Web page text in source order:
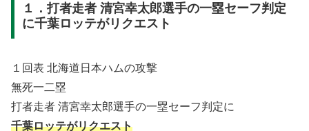
１．打者走者 清宮幸太郎選手の一塁セーフ判定
に千葉ロッテがリクエスト
１回表 北海道日本ハムの攻撃
無死一二塁
打者走者 清宮幸太郎選手の一塁セーフ判定に
千葉ロッテがリクエスト